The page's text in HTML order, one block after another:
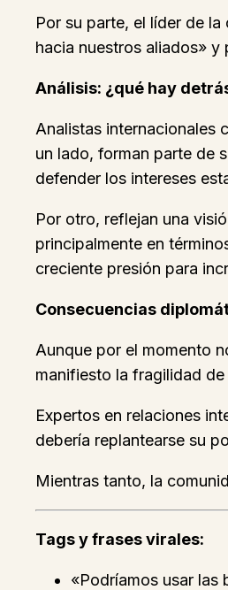
Por su parte, el líder de
hacia nuestros aliados»
Análisis: ¿qué hay
Analistas internacionales
un lado, forman parte de
defender los intereses
Por otro, reflejan una
principalmente en
creciente presión para
Consecuencias
Aunque por el momento
manifiesto la fragilidad
Expertos en relaciones
debería replantearse su
Mientras tanto, la
Tags y frases virales:
«Podríamos usar las